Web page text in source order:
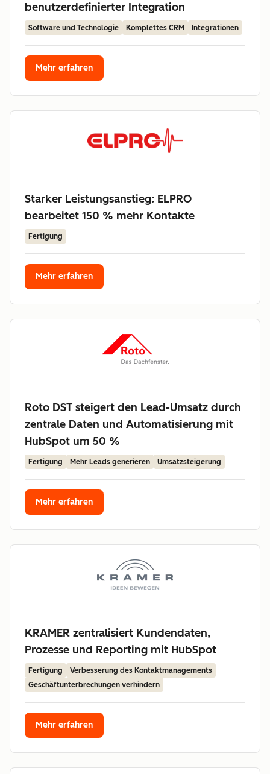
benutzerdefinierter Integration
Software und Technologie Komplettes CRM Integrationen
Mehr erfahren
Starker Leistungsanstieg: ELPRO
bearbeitet 150 % mehr Kontakte
Fertigung
Mehr erfahren
Roto DST steigert den Lead-Umsatz durch
zentrale Daten und Automatisierung mit
HubSpot um 50 %
Fertigung Mehr Leads generieren Umsatzsteigerung
Mehr erfahren
KRAMER zentralisiert Kundendaten,
Prozesse und Reporting mit HubSpot
Fertigung
Verbesserung des Kontaktmanagements
Geschäftunterbrechungen verhindern
Mehr erfahren